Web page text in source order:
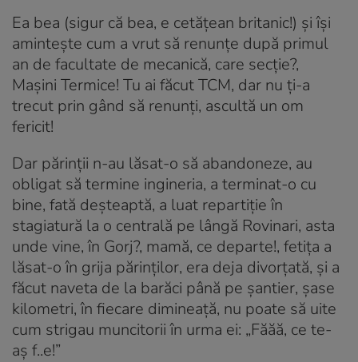
Ea bea (sigur că bea, e cetățean britanic!) și își
amintește cum a vrut să renunțe după primul
an de facultate de mecanică, care secție?,
Mașini Termice! Tu ai făcut TCM, dar nu ți-a
trecut prin gând să renunți, ascultă un om
fericit!
Dar părinții n-au lăsat-o să abandoneze, au
obligat să termine ingineria, a terminat-o cu
bine, fată deșteaptă, a luat repartiție în
stagiatură la o centrală pe lângă Rovinari, asta
unde vine, în Gorj?, mamă, ce departe!, fetița a
lăsat-o în grija părinților, era deja divorțată, și a
făcut naveta de la barăci până pe șantier, șase
kilometri, în fiecare dimineață, nu poate să uite
cum strigau muncitorii în urma ei: „Făăă, ce te-
aș f..e!”